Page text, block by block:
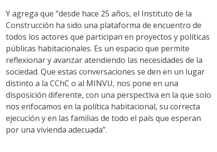
Y agrega que “desde hace 25 años, el Instituto de la
Construcción ha sido una plataforma de encuentro de
todos los actores que participan en proyectos y políticas
públicas habitacionales. Es un espacio que permite
reflexionar y avanzar atendiendo las necesidades de la
sociedad. Que estas conversaciones se den en un lugar
distinto a la CChC o al MINVU, nos pone en una
disposición diferente, con una perspectiva en la que solo
nos enfocamos en la política habitacional, su correcta
ejecución y en las familias de todo el país que esperan
por una vivienda adecuada”.